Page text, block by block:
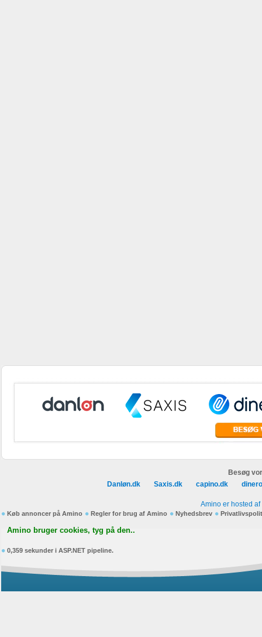
Besøg
Danløn.dk
Saxis.dk capino.dk
Amino er hosted af
Køb annoncer på Amino Regler for brug af Amino Nyhedsbrev
Amino bruger cookies, tyg på den..
0,359 sekunder i ASP.NET pipeline.